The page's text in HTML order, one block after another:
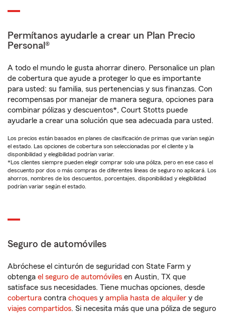
Permítanos ayudarle a crear un Plan Precio
Personal®
A todo el mundo le gusta ahorrar dinero. Personalice un plan
de cobertura que ayude a proteger lo que es importante
para usted: su familia, sus pertenencias y sus finanzas. Con
recompensas por manejar de manera segura, opciones para
combinar pólizas y descuentos*, Court Stotts puede
ayudarle a crear una solución que sea adecuada para usted.
Los precios están basados en planes de clasificación de primas que varían según
el estado. Las opciones de cobertura son seleccionadas por el cliente y la
disponibilidad y elegibilidad podrían variar.
*Los clientes siempre pueden elegir comprar solo una póliza, pero en ese caso el
descuento por dos o más compras de diferentes líneas de seguro no aplicará. Los
ahorros, nombres de los descuentos, porcentajes, disponibilidad y elegibilidad
podrían variar según el estado.
Seguro de automóviles
Abróchese el cinturón de seguridad con State Farm y
obtenga el seguro de automóviles en Austin, TX que
satisface sus necesidades. Tiene muchas opciones, desde
cobertura contra choques y amplia hasta de alquiler y de
viajes compartidos. Si necesita más que una póliza de seguro